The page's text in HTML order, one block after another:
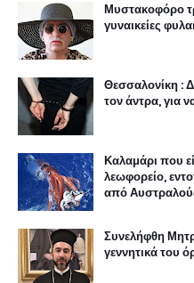
Μυστακοφόρο
γυναικείες
Θεσσαλονίκη :
τον άντρα, για
Καλαμάρι που
λεωφορείο,
από
Συνελήφθη
γεννητικά του